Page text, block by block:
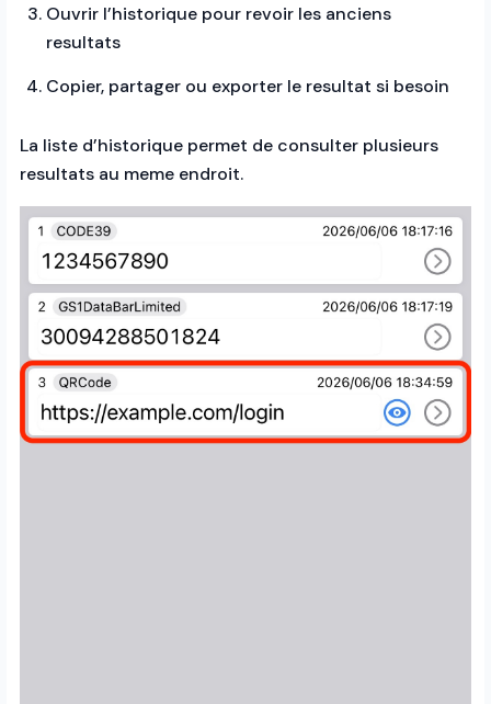
Ouvrir l’historique pour revoir les anciens
resultats
Copier, partager ou exporter le resultat si besoin
La liste d’historique permet de consulter plusieurs
resultats au meme endroit.